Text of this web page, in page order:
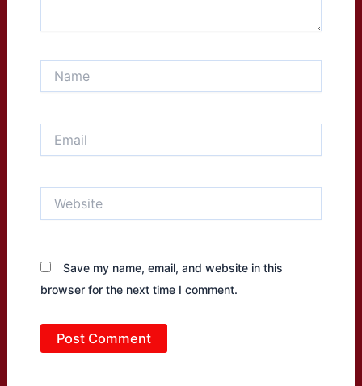
Save my name, email, and website in this
browser for the next time I comment.